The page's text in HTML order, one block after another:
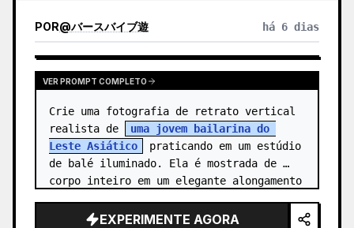
POR@バースバイブ遊 há 6 dias
VER PROMPT COMPLETO
Crie uma fotografia de retrato vertical
realista de
uma jovem bailarina do
Leste Asiático
praticando em um estúdio
de balé iluminado. Ela é mostrada de
corpo inteiro em um elegante alongamento
EXPERIMENTE AGORA